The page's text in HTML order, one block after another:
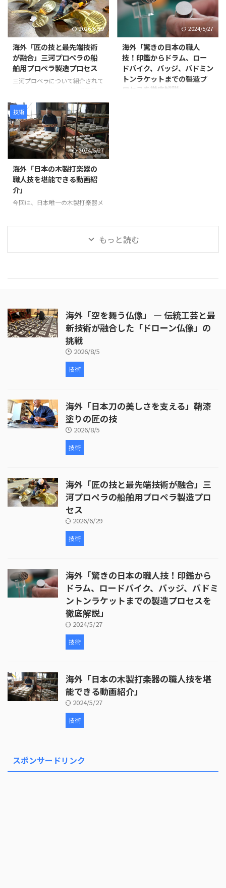
体の菩薩が極楽浄土から人々を迎
えに来る情景を、空中を舞うドロ
ーン仏像によって表現するとい
う、伝統文化と最新技術を融合さ
せた試みです。 制作には、約
1,500年にわたり受け継がれてき
た仏像彫刻の技術と、3Dスキャ
ン・3Dプリントなどの現代技術
の工程 まず、仏師による木彫り
の原型制作から始まります。 仏
師は木材から仏像を一体ずつ丁寧
...
ています。熟練の職人が幾度も塗
装と研磨を繰り返し、美しさと耐
久性を兼ね備えた鞘を完成させて
いきます。 製造工程は以下のよ
うに進みます。 まず、2枚の木材
を貼り合わせて作られた鞘の継ぎ
目を補強します。継ぎ目に和紙を
米糊で貼り付けることで、割れや
剥離を防ぎ、長期間使用できる強
2026/6/29
海外「匠の技と最先端技術
が融合」三河プロペラの船
舶用プロペラ製造プロセス
三河プロペラについて紹介されて
に拠点を置き、1929年に設立さ
れて以来、90年以上にわたり船
舶用プロペラを製造しています。
製造プロセスは以下のように進み
ます。最初に砂型に砂を詰め、余
分なガスを抜いて準備します。そ
の後、砂型を反転させて次の工程
に備えます。 次に、インゴット
と呼ばれる金属塊を溶解炉に入れ
て溶かします。溶解中には不純物
を除去し、温度を適切に管理しま
型から鋳造物を取り出しま ...
2024/5/27
海外「驚きの日本の職人
技！印鑑からドラム、ロー
ドバイク、バッジ、バドミン
トンラケットまでの製造プ
ロセスを徹底解説」
の手仕事や精密な機械加工が、製
品の品質と美しさを生み出す過程
技術
2024/5/27
海外「日本の木製打楽器の
職人技を堪能できる動画紹
介」
今回は、日本唯一の木製打楽器メ
タンバリンや他の打楽器の製造プ
ロセスを見ることができます。
が行われています。 次に、皮革の
取り付けが行われます。ここで
は、牛革が使われ、職人が丁寧に
枠を伸ばしていく様子が映し出さ
れます。皮革の取り付けには熟練
もっと読む
海外「空を舞う仏像」 ― 伝統工芸と最
新技術が融合した「ドローン仏像」の
挑戦
2026/8/5
技術
海外「日本刀の美しさを支える」鞘漆
塗りの匠の技
2026/8/5
技術
海外「匠の技と最先端技術が融合」三
河プロペラの船舶用プロペラ製造プロ
セス
2026/6/29
技術
海外「驚きの日本の職人技！印鑑から
ドラム、ロードバイク、バッジ、バドミ
ントンラケットまでの製造プロセスを
徹底解説」
2024/5/27
技術
海外「日本の木製打楽器の職人技を堪
能できる動画紹介」
2024/5/27
技術
スポンサードリンク